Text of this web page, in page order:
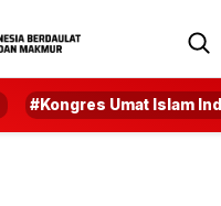
#Kongres Umat Islam